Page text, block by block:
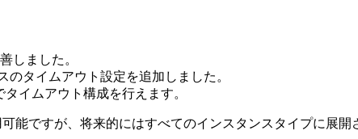
しました。
のタイムアウト設定を追加しました。
イムアウト構成を行えます。
能ですが、将来的にはすべてのインスタンスタイプに展開